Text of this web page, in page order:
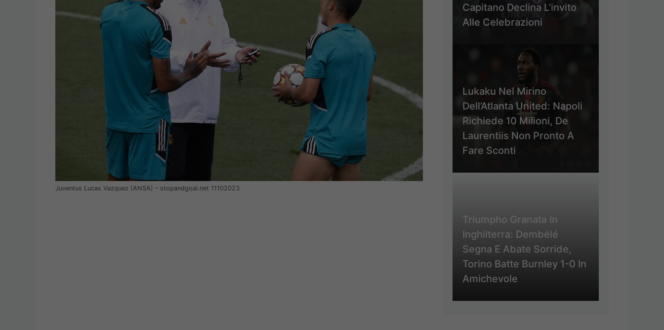
Juventus Lucas Vazquez (ANSA) – stopandgoal.net 11102023
Capitano Declina L’invito
Alle Celebrazioni
Lukaku Nel Mirino
Dell’Atlanta United: Napoli
Richiede 10 Milioni, De
Laurentiis Non Pronto A
Fare Sconti
Triumpho Granata In
Inghilterra: Dembélé
Segna E Abate Sorride,
Torino Batte Burnley 1-0 In
Amichevole